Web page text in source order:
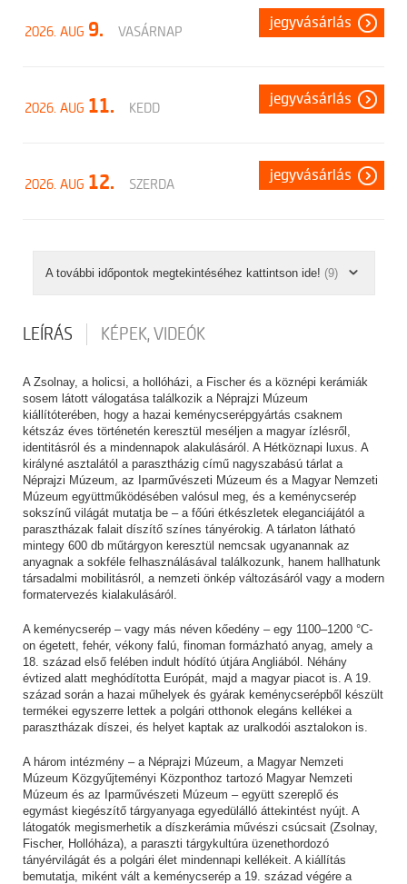
2026. AUG 9. VASÁRNAP
jegyvásárlás
2026. AUG 11. KEDD
jegyvásárlás
2026. AUG 12. SZERDA
jegyvásárlás
A további időpontok megtekintéséhez kattintson ide! (9)
LEÍRÁS KÉPEK, VIDEÓK
A Zsolnay, a holicsi, a hollóházi, a Fischer és a köznépi kerámiák
sosem látott válogatása találkozik a Néprajzi Múzeum
kiállítóterében, hogy a hazai keménycserépgyártás csaknem
kétszáz éves történetén keresztül meséljen a magyar ízlésről,
identitásról és a mindennapok alakulásáról. A Hétköznapi luxus. A
királyné asztalától a parasztházig című nagyszabású tárlat a
Néprajzi Múzeum, az Iparművészeti Múzeum és a Magyar Nemzeti
Múzeum együttműködésében valósul meg, és a keménycserép
sokszínű világát mutatja be – a főúri étkészletek eleganciájától a
parasztházak falait díszítő színes tányérokig. A tárlaton látható
mintegy 600 db műtárgyon keresztül nemcsak ugyanannak az
anyagnak a sokféle felhasználásával találkozunk, hanem hallhatunk
társadalmi mobilitásról, a nemzeti önkép változásáról vagy a modern
formatervezés kialakulásáról.
A keménycserép – vagy más néven kőedény – egy 1100–1200 °C-
on égetett, fehér, vékony falú, finoman formázható anyag, amely a
18. század első felében indult hódító útjára Angliából. Néhány
évtized alatt meghódította Európát, majd a magyar piacot is. A 19.
század során a hazai műhelyek és gyárak keménycserépből készült
termékei egyszerre lettek a polgári otthonok elegáns kellékei a
parasztházak díszei, és helyet kaptak az uralkodói asztalokon is.
A három intézmény – a Néprajzi Múzeum, a Magyar Nemzeti
Múzeum Közgyűjteményi Központhoz tartozó Magyar Nemzeti
Múzeum és az Iparművészeti Múzeum – együtt szereplő és
egymást kiegészítő tárgyanyaga egyedülálló áttekintést nyújt. A
látogatók megismerhetik a díszkerámia művészi csúcsait (Zsolnay,
Fischer, Hollóháza), a paraszti tárgykultúra üzenethordozó
tányérvilágát és a polgári élet mindennapi kellékeit. A kiállítás
bemutatja, miként vált a keménycserép a 19. század végére a